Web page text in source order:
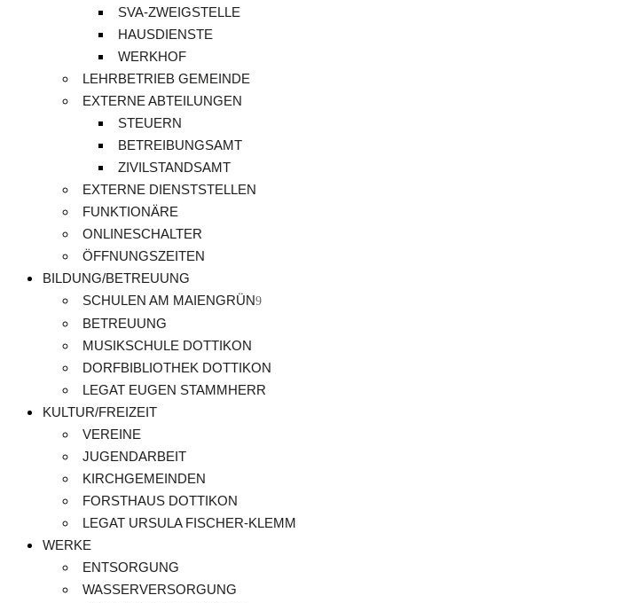
SVA-ZWEIGSTELLE
HAUSDIENSTE
WERKHOF
LEHRBETRIEB GEMEINDE
EXTERNE ABTEILUNGEN
STEUERN
BETREIBUNGSAMT
ZIVILSTANDSAMT
EXTERNE DIENSTSTELLEN
FUNKTIONÄRE
ONLINESCHALTER
ÖFFNUNGSZEITEN
BILDUNG/BETREUUNG
SCHULEN AM MAIENGRÜN
BETREUUNG
MUSIKSCHULE DOTTIKON
DORFBIBLIOTHEK DOTTIKON
LEGAT EUGEN STAMMHERR
KULTUR/FREIZEIT
VEREINE
JUGENDARBEIT
KIRCHGEMEINDEN
FORSTHAUS DOTTIKON
LEGAT URSULA FISCHER-KLEMM
WERKE
ENTSORGUNG
WASSERVERSORGUNG